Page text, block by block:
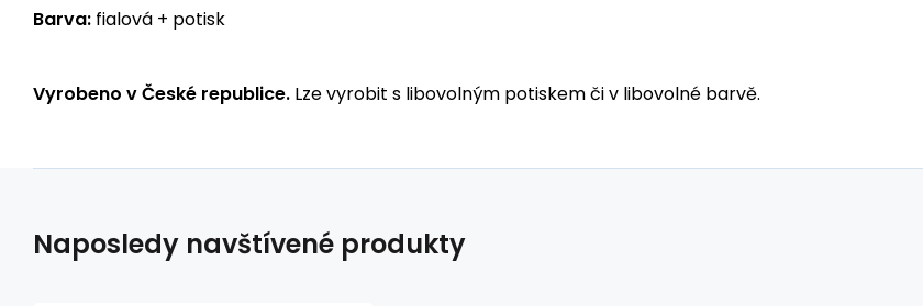
Barva: fialová + potisk
Vyrobeno v České republice. Lze vyrobit s libovolným potiskem či v libovolné barvě.
Naposledy navštívené produkty